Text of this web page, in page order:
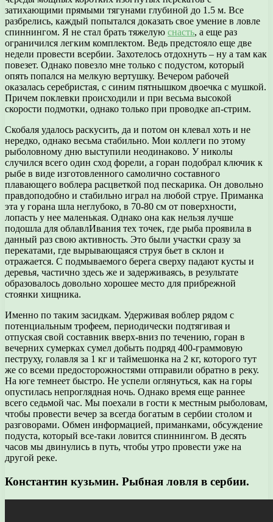
затихающими прямыми тягунами глубиной до 1.5 м. Все
разбрелись, каждый попытался доказать свое умение в ловле
спиннингом. Я не стал брать тяжелую снасть, а еще раз
ограничился легким комплектом. Ведь предстояло еще две
недели провести всербии. Захотелось отдохнуть – ну а там как
повезет. Однако повезло мне только с подустом, который
опять попался на мелкую вертушку. Вечером рабочей
оказалась серебристая, с синим пятнышком двоечка с мушкой.
Причем поклевки происходили и при весьма высокой
скорости подмотки, однако только при проводке ап-стрим.
Скобаля удалось раскусить, да и потом он клевал хоть и не
нередко, однако весьма стабильно. Мои коллеги по этому
рыболовному дню выступили неодинаково. У николы
случился всего один сход форели, а горан подобрал ключик к
рыбе в виде изготовленного самолично составного
плавающего воблера расцветкой под пескарика. Он довольно
правдоподобно и стабильно играл на любой струе. Приманка
эта у горана шла неглубоко, в 70-80 см от поверхности,
лопасть у нее маленькая. Однако она как нельзя лучше
подошла для облавлИвания тех точек, где рыба проявила в
данный раз свою активность. Это были участки сразу за
перекатами, где вырывающаяся струя бьет в склон и
отражается. С подмываемого берега сверху падают кусты и
деревья, частично здесь же и задерживаясь, в результате
образовалось довольно хорошее место для прибрежной
стоянки хищника.
Именно по таким засидкам. Удерживая воблер рядом с
потенциальным трофеем, периодически подтягивая и
отпуская свой составник вверх-вниз по течению, горан в
вечерних сумерках сумел добыть подряд 400-граммовую
пеструху, голавля за 1 кг и таймешонка на 2 кг, которого тут
же со всеми предосторожностями отправили обратно в реку.
На юге темнеет быстро. Не успели оглянуться, как на горы
опустилась непроглядная ночь. Однако время еще раннее
всего седьмой час. Мы поехали в гости к местным рыболовам,
чтобы провести вечер за всегда богатым в сербии столом и
разговорами. Обмен информацией, приманками, обсуждение
подуста, который все-таки ловится спиннингом. В десять
часов мы двинулись в путь, чтобы утро провести уже на
другой реке.
Константин кузьмин. Рыбная ловля в сербии.